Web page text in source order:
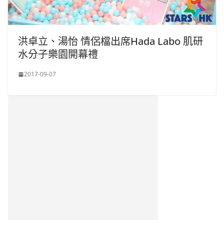
洪卓立、湯怡 情侶檔出席Hada Labo 肌研
水分子樂園開幕禮
2017-09-07